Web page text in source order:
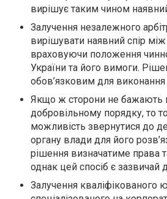
вирішує таким чином
Залучення незалежного
вирішувати наявний спір
враховуючи положення
України та його вимоги.
обов’язковим для
Якщо ж сторони не бажають
добровільному порядку, то
можливість звернутися до
органу влади для його
рішення визначатиме права
однак цей спосіб є зазвичай
Залучення кваліфікованого